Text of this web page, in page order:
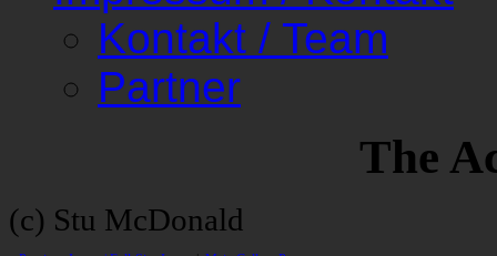
Kontakt / Team
Partner
The
(c) Stu McDonald